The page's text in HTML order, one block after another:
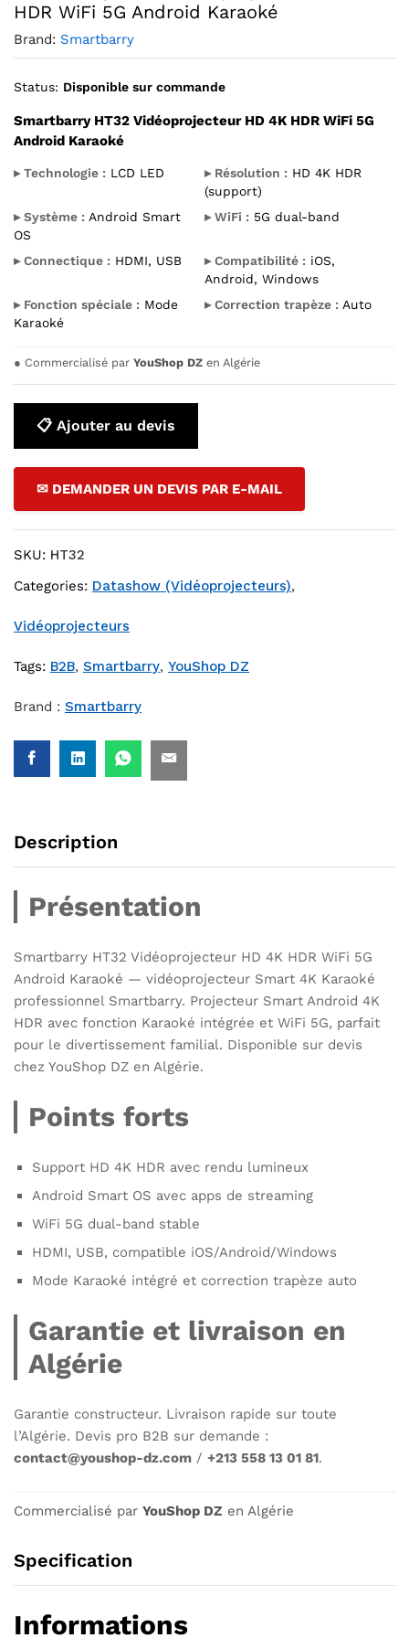
HDR WiFi 5G Android Karaoké
Brand: Smartbarry
Status: Disponible sur commande
Smartbarry HT32 Vidéoprojecteur HD 4K HDR WiFi 5G
Android Karaoké
▸ Technologie : LCD LED ▸ Résolution : HD 4K HDR
(support)
▸ Système : Android Smart
OS
▸ WiFi : 5G dual-band
▸ Connectique : HDMI, USB ▸ Compatibilité : iOS,
Android, Windows
▸ Fonction spéciale : Mode
Karaoké
▸ Correction trapèze : Auto
● Commercialisé par YouShop DZ en Algérie
📋 Ajouter au devis
✉ DEMANDER UN DEVIS PAR E-MAIL
SKU: HT32
Categories: Datashow (Vidéoprojecteurs),
Vidéoprojecteurs
Tags: B2B, Smartbarry, YouShop DZ
Brand : Smartbarry
Description
Présentation
Smartbarry HT32 Vidéoprojecteur HD 4K HDR WiFi 5G
Android Karaoké — vidéoprojecteur Smart 4K Karaoké
professionnel Smartbarry. Projecteur Smart Android 4K
HDR avec fonction Karaoké intégrée et WiFi 5G, parfait
pour le divertissement familial. Disponible sur devis
chez YouShop DZ en Algérie.
Points forts
Support HD 4K HDR avec rendu lumineux
Android Smart OS avec apps de streaming
WiFi 5G dual-band stable
HDMI, USB, compatible iOS/Android/Windows
Mode Karaoké intégré et correction trapèze auto
Garantie et livraison en
Algérie
Garantie constructeur. Livraison rapide sur toute
l’Algérie. Devis pro B2B sur demande :
contact@youshop-dz.com / +213 558 13 01 81.
Commercialisé par YouShop DZ en Algérie
Specification
Informations